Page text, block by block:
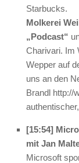
Starbucks.
Molkerei
„Podcast“
Charivari. Im
Wepper auf
uns an den
Brandl http://
[15:54]
mit Jan
Microsoft